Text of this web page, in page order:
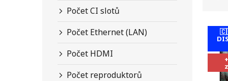
Počet CI slotů
Počet Ethernet (LAN)
Počet HDMI
Počet reproduktorů
n
p
o
V
p